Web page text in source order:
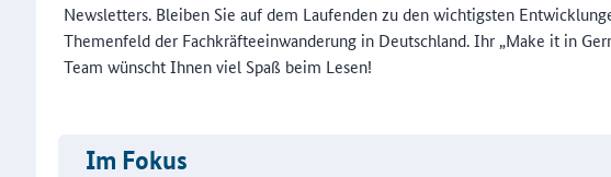
Newsletters. Bleiben Sie auf dem Laufenden zu den wichtigsten
Themenfeld der Fachkräfteeinwanderung in Deutschland. Ihr „Make it in
Team wünscht Ihnen viel Spaß beim Lesen!
Im Fokus